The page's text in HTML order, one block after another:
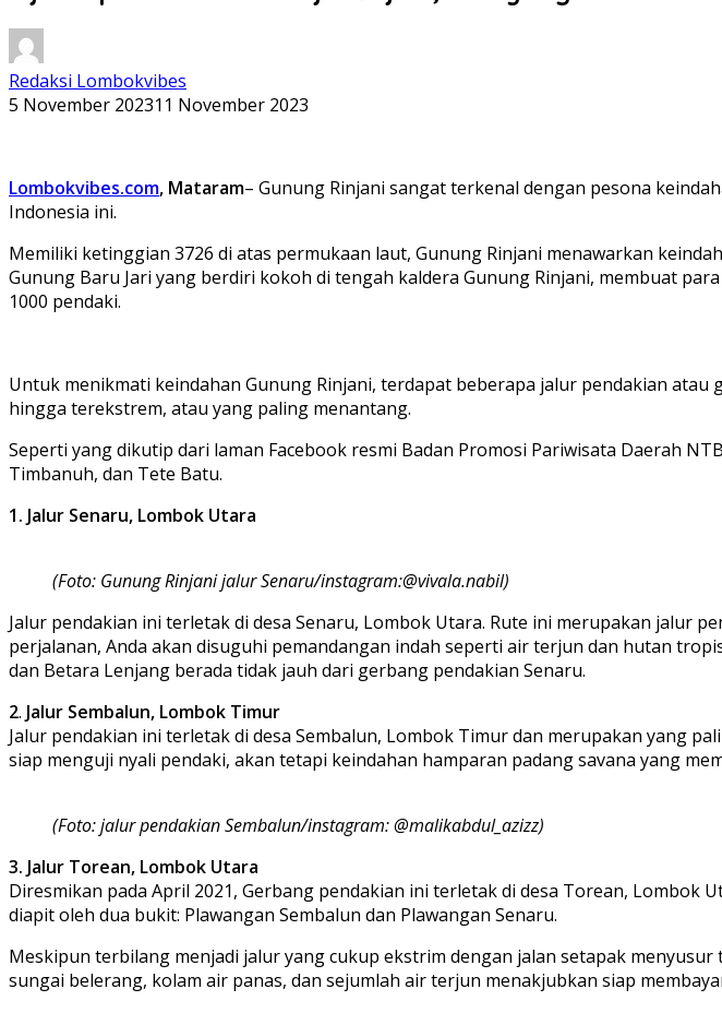
Redaksi Lombokvibes
5 November 202311 November 2023
Lombokvibes.com, Mataram– Gunung Rinjani sangat terkenal dengan pesona
Indonesia ini.
Memiliki ketinggian 3726 di atas permukaan laut, Gunung Rinjani menawarkan
Gunung Baru Jari yang berdiri kokoh di tengah kaldera Gunung Rinjani, membuat
1000 pendaki.
Untuk menikmati keindahan Gunung Rinjani, terdapat beberapa jalur pendakian
hingga terekstrem, atau yang paling menantang.
Seperti yang dikutip dari laman Facebook resmi Badan Promosi Pariwisata Daerah
Timbanuh, dan Tete Batu.
1. Jalur Senaru, Lombok Utara
(Foto: Gunung Rinjani jalur Senaru/instagram:@vivala.nabil)
Jalur pendakian ini terletak di desa Senaru, Lombok Utara. Rute ini merupakan jalur
perjalanan, Anda akan disuguhi pemandangan indah seperti air terjun dan hutan
dan Betara Lenjang berada tidak jauh dari gerbang pendakian Senaru.
2. Jalur Sembalun, Lombok Timur
Jalur pendakian ini terletak di desa Sembalun, Lombok Timur dan merupakan yang
siap menguji nyali pendaki, akan tetapi keindahan hamparan padang savana yang
(Foto: jalur pendakian Sembalun/instagram: @malikabdul_azizz)
3. Jalur Torean, Lombok Utara
Diresmikan pada April 2021, Gerbang pendakian ini terletak di desa Torean, Lombok
diapit oleh dua bukit: Plawangan Sembalun dan Plawangan Senaru.
Meskipun terbilang menjadi jalur yang cukup ekstrim dengan jalan setapak
sungai belerang, kolam air panas, dan sejumlah air terjun menakjubkan siap